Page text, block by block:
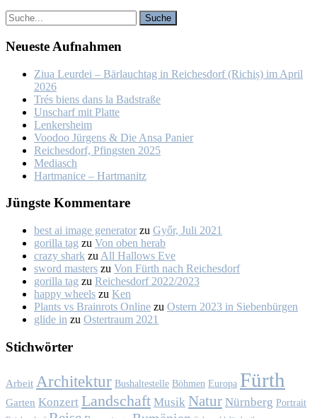
Neu­es­te Auf­nah­men
Ziua Leur­dei – Bär­lauch­tag in Rei­ches­dorf (Ri­chiș) im April
2026
Trés biens dans la Bad­stra­ße
Un­scharf mit Plat­te
Len­kers­heim
Voo­doo Jür­gens & Die An­sa Pa­nier
Rei­ches­dorf, Pfings­ten 2025
Me­dia­sch
Hart­ma­nice – Hart­ma­nitz
Jüngs­te Kom­men­ta­re
best ai image generator zu Győr, Ju­li 2021
gorilla tag zu Von oben her­ab
crazy shark zu All Hal­lows Eve
sword masters zu Von Fürth nach Rei­ches­dorf
gorilla tag zu Rei­ches­dorf 2022/2023
happy wheels zu Ken
Plants vs Brainrots Online zu Os­tern 2023 in Sie­ben­bür­gen
glide in zu Os­ter­traum 2021
Stich­wör­ter
Arbeit Architektur Bushaltestelle Böhmen Europa Fürth
Garten Konzert Landschaft Musik Natur Nürnberg Portrait